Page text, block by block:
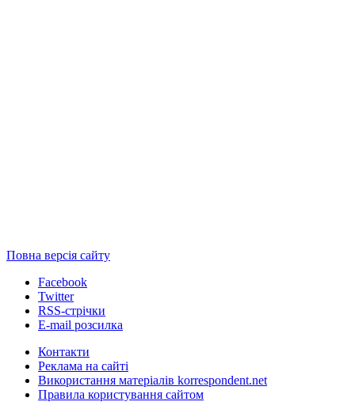
Повна версія сайту
Facebook
Twitter
RSS-стрічки
E-mail розсилка
Контакти
Реклама на сайті
Використання матеріалів korrespondent.net
Правила користування сайтом